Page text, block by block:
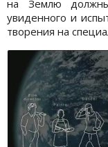
на Землю
увиденного и
творения на